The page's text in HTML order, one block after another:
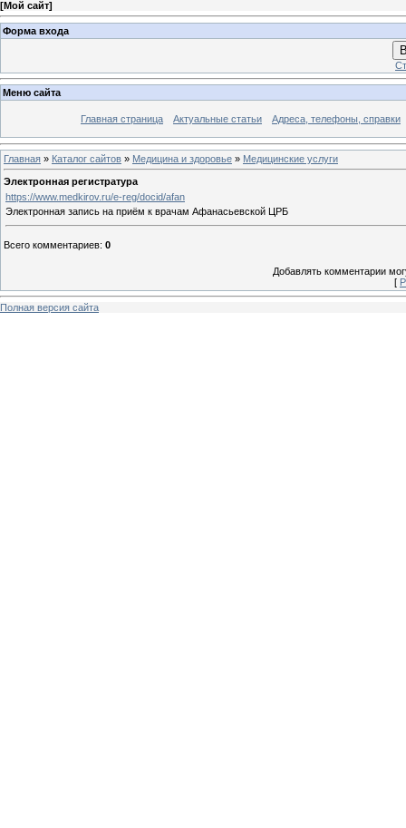
[Мой сайт]
Форма входа
Меню сайта
Главная страница Актуальные статьи Адреса, телефоны, справки
Главная » Каталог сайтов » Медицина и здоровье » Медицинские услуги
Электронная регистратура
https://www.medkirov.ru/e-reg/docid/afan
Электронная запись на приём к врачам Афанасьевской ЦРБ
Всего комментариев: 0
Добавлять комментарии
[
Полная версия сайта